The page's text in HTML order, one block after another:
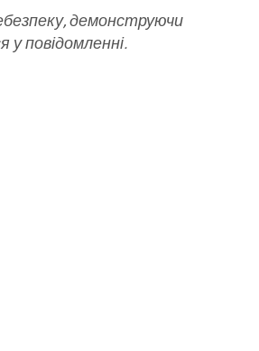
демонструючи
повідомленні.